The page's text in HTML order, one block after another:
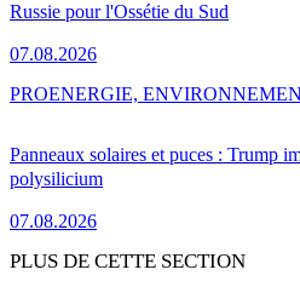
Russie pour l'Ossétie du Sud
07.08.2026
Panneaux solaires et puces : Trump
polysilicium
07.08.2026
PROENERGIE,
PLUS DE CETTE SECTION